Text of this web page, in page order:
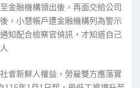
金融機構領出後，再面交給公司
，小慧帳戶遭金融機構列為警示
知配合檢察官偵訊，才知道自己
會新鮮人權益，勞雇雙方應落實